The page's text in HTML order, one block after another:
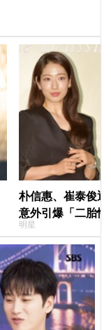
朴信惠、崔泰俊
意外引爆「二胎
明星